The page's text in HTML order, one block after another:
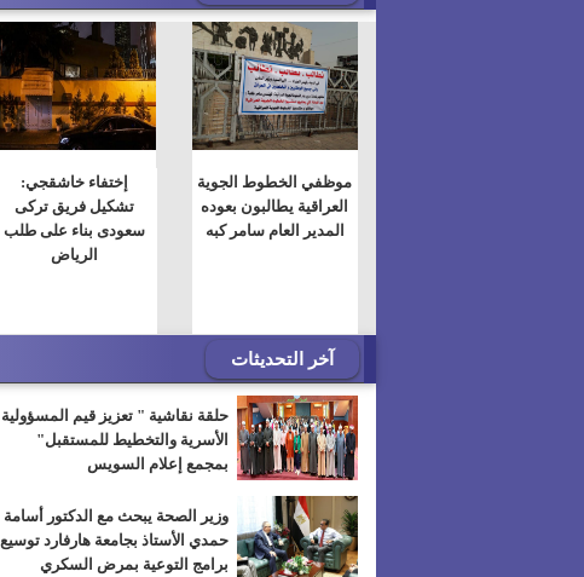
موظفي الخطوط الجوية
العراقية يطالبون بعوده
المدير العام سامر كبه
إختفاء خاشقجي:
تشكيل فريق تركى
سعودى بناء على طلب
الرياض
آخر التحديثات
حلقة نقاشية " تعزيز قيم المسؤولية
الأسرية والتخطيط للمستقبل"
بمجمع إعلام السويس
وزير الصحة يبحث مع الدكتور أسامة
حمدي الأستاذ بجامعة هارفارد توسيع
برامج التوعية بمرض السكري